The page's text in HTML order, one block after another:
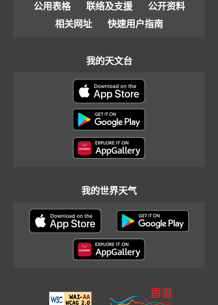
公用表格 联络及支援
公开资料
相关网址
快速用户指南
我的天文台
我的世界天气